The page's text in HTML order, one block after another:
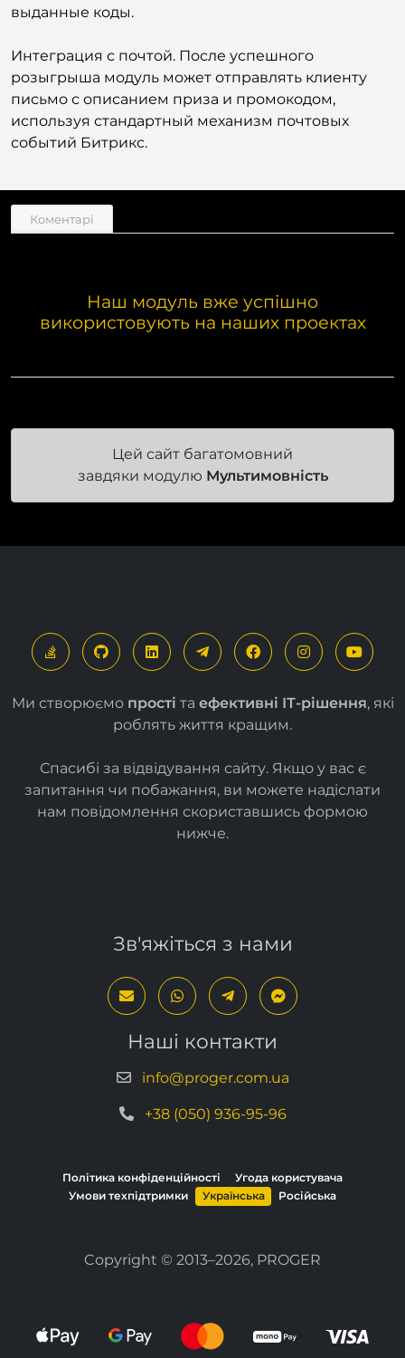
выданные коды.​
Интеграция с почтой. После успешного
розыгрыша модуль может отправлять клиенту
письмо с описанием приза и промокодом,
используя стандартный механизм почтовых
событий Битрикс.​
Коментарі
Наш модуль вже успішно
використовують на наших проектах
Цей сайт багатомовний
завдяки модулю Мультимовність
Ми створюємо прості та ефективні ІТ-рішення, які
роблять життя кращим.
Спасибі за відвідування сайту. Якщо у вас є
запитання чи побажання, ви можете надіслати
нам повідомлення скориставшись формою
нижче.
Зв'яжіться з нами
Наші контакти
info@proger.com.ua
+38 (050) 936-95-96
Політика конфіденційності
Угода користувача
Умови техпідтримки
Українська Російська
Copyright © 2013–2026, PROGER